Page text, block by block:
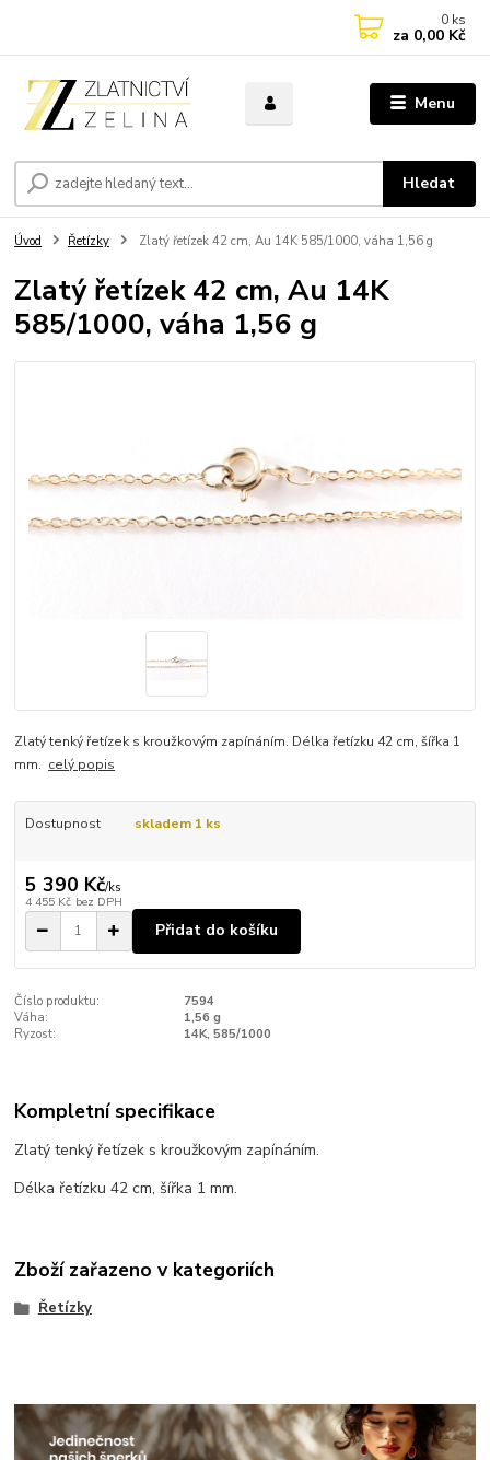
Menu
Hledat
0 ks
za 0,00 Kč
Úvod Řetízky Zlatý řetízek 42 cm, Au 14K 585/1000, váha 1,56 g
Zlatý řetízek 42 cm, Au 14K
585/1000, váha 1,56 g
Zlatý tenký řetízek s kroužkovým zapínáním. Délka řetízku 42 cm, šířka 1
mm. celý popis
Dostupnost skladem 1 ks
5 390 Kč/ks
4 455 Kč bez DPH
Přidat do košíku
Číslo produktu:
7594
Váha:
1,56 g
Ryzost:
14K, 585/1000
Kompletní specifikace
Zlatý tenký řetízek s kroužkovým zapínáním.
Délka řetízku 42 cm, šířka 1 mm.
Zboží zařazeno v kategoriích
Řetízky